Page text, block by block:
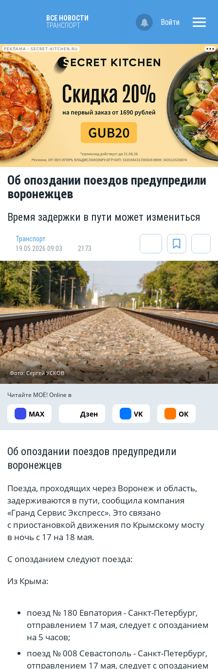
ВСЕ НОВОСТИ
ТРАНСПОРТ
Войти
РЕКЛАМА • SECRET-KITCHEN.RU
Об опоздании поездов предупредили
воронежцев
Время задержки в пути может измениться
Транспорт
19.05.2026 09:03
2173
Фото: Сергей УСКОВ
Читайте МОЁ! Online в
MAX Дзен VK ОК
Об опоздании поездов предупредили
воронежцев
Поезда, проходящих через Воронеж и область,
задерживаются в пути, сообщила компания
«Гранд Сервис Экспресс». Это связано
с приостановкой движения по Крымскому мосту
в ночь с 17 на 18 мая.
С опозданием следуют поезда:
Из Крыма:
поезд № 180 Евпатория - Санкт-Петербург,
отправлением 17 мая, следует с опозданием
на 5 часов;
поезд № 008 Севастополь - Санкт-Петербург,
отправлением 17 мая, следует с опозданием